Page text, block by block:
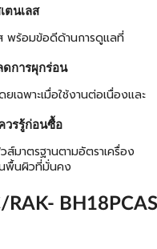
ตนเลส
ส พร้อมข้อดีด้านการดูแลที่
การผุกร่อน
เฉพาะเมื่อใช้งานต่อเนื่องและ
วรรู้ก่อนซื้อ
ส์มาตรฐานตามอัตราเครื่อง
นพื้นผิวที่มั่นคง